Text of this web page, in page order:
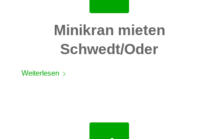
Minikran mieten
Schwedt/Oder
Weiterlesen